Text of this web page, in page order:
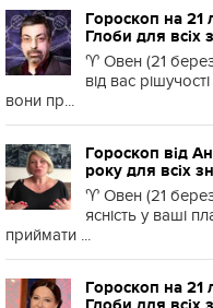
Гороскоп на 21
Глоби для всіх
♈️ Овен (21
від вас
вони пр...
Гороскоп від
року для всіх
♈️ Овен (21
ясність у ваші
приймати ...
Гороскоп на 21